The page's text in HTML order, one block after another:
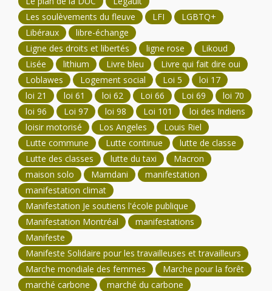
Les soulèvements du fleuve
LFI
LGBTQ+
Libéraux
libre-échange
Ligne des droits et libertés
ligne rose
Likoud
Lisée
lithium Livre bleu
Livre qui fait dire oui
Loblawes
Logement social Loi 5
loi 17
loi 21
loi 61 loi 62 Loi 66 Loi 69
loi 70
loi 96
Loi 97 loi 98 Loi 101
loi des Indiens
loisir motorisé
Los Angeles
Louis Riel
Lutte commune
Lutte continue
lutte de classe
Lutte des classes
lutte du taxi
Macron
maison solo
Mamdani
manifestation
manifestation climat
Manifestation Je soutiens l'école publique
Manifestation Montréal
manifestations
Manifeste
Manifeste Solidaire pour les travailleuses et travailleurs
Marche mondiale des femmes
Marche pour la forêt
marché carbone
marché du carbone